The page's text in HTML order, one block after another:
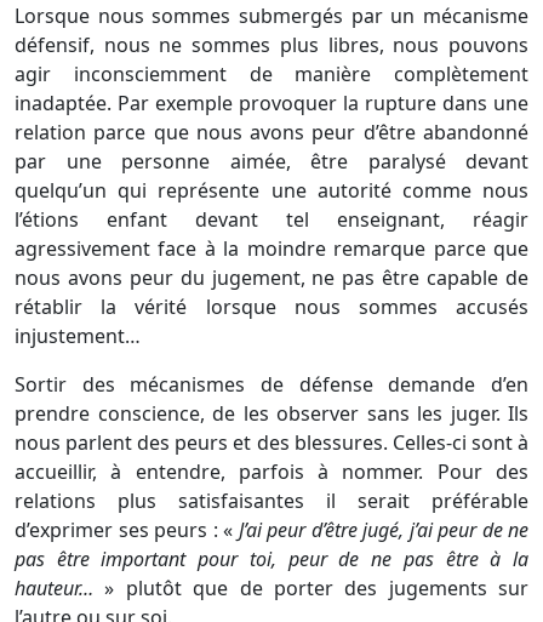
Lorsque nous sommes submergés par un mécanisme
défensif, nous ne sommes plus libres, nous pouvons
agir inconsciemment de manière complètement
inadaptée. Par exemple provoquer la rupture dans une
relation parce que nous avons peur d’être abandonné
par une personne aimée, être paralysé devant
quelqu’un qui représente une autorité comme nous
l’étions enfant devant tel enseignant, réagir
agressivement face à la moindre remarque parce que
nous avons peur du jugement, ne pas être capable de
rétablir la vérité lorsque nous sommes accusés
injustement…
Sortir des mécanismes de défense demande d’en
prendre conscience, de les observer sans les juger. Ils
nous parlent des peurs et des blessures. Celles-ci sont à
accueillir, à entendre, parfois à nommer. Pour des
relations plus satisfaisantes il serait préférable
d’exprimer ses peurs : « J’ai peur d’être jugé, j’ai peur de ne
pas être important pour toi, peur de ne pas être à la
hauteur…» plutôt que de porter des jugements sur